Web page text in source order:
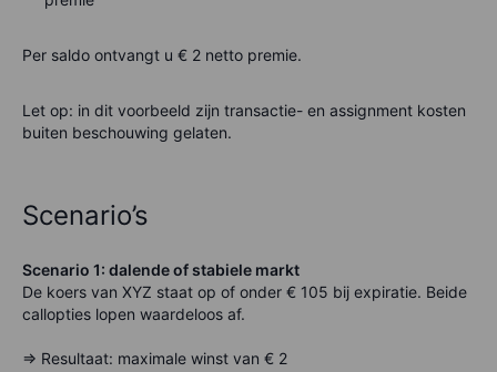
Per saldo ontvangt u € 2 netto premie.
Let op: in dit voorbeeld zijn transactie- en assignment kosten
buiten beschouwing gelaten.
Scenario’s
Scenario 1: dalende of stabiele markt
De koers van XYZ staat op of onder € 105 bij expiratie. Beide
callopties lopen waardeloos af.
=> Resultaat: maximale winst van € 2